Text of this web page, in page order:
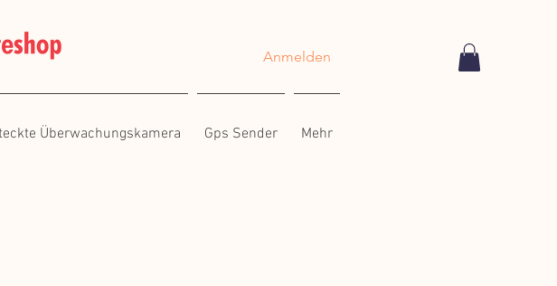
Anmelden
Überwachungskamera Gps Sender Mehr